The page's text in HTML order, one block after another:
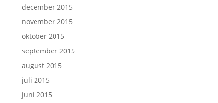
december 2015
november 2015
oktober 2015
september 2015
august 2015
juli 2015
juni 2015